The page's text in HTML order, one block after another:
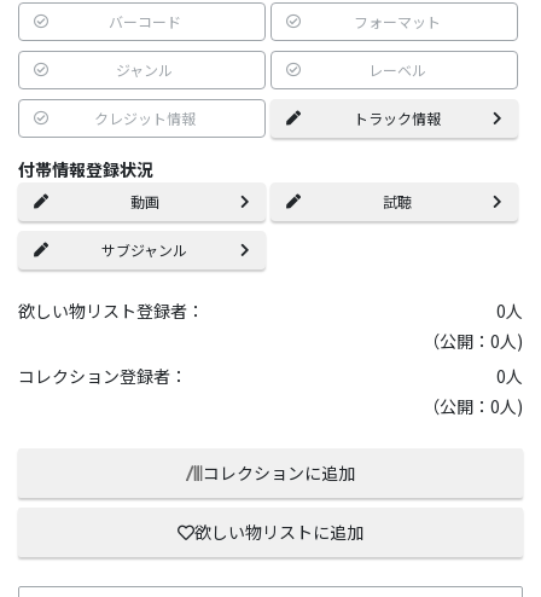
バーコード フォーマット
ジャンル レーベル
クレジット情報 トラック情報
付帯情報登録状況
動画 試聴
サブジャンル
欲しい物リスト登録者： 0人
（公開：0人)
コレクション登録者：
0人
（公開：0人)
コレクションに追加
欲しい物リストに追加